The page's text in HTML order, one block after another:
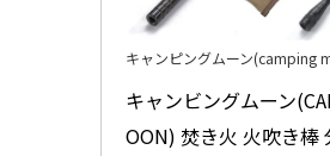
キャンピングムーン(camping
キャンビングムーン
OON) 焚き火 火吹き棒